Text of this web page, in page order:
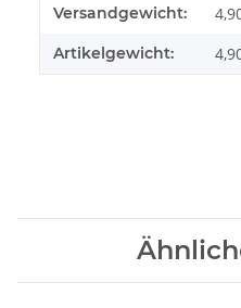
Produkteigenschaft
Wert
Versandgewicht:
Artikelgewicht: